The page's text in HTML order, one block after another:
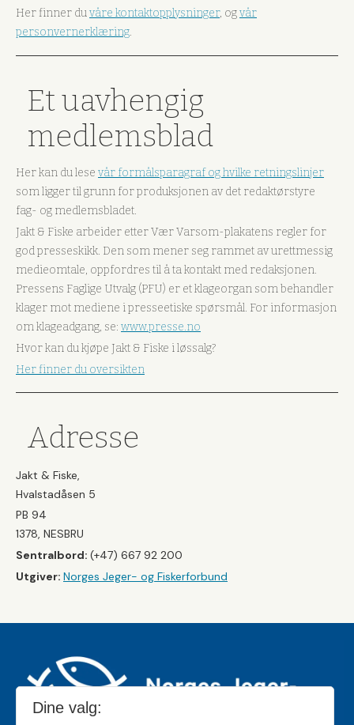
Her finner duvåre kontaktopplysninger, ogvår
personvernerklæring.
Et uavhengig
medlemsblad
Her kan du lese vår formålsparagraf og hvilke retningslinjer
som ligger til grunn for produksjonen av det redaktørstyre
fag- og medlemsbladet.
Jakt & Fiske arbeider etter Vær Varsom-plakatens regler for
god presseskikk. Den som mener seg rammet av urettmessig
medieomtale, oppfordres til å ta kontakt med redaksjonen.
Pressens Faglige Utvalg (PFU) er et klageorgan som behandler
klager mot mediene i presseetiske spørsmål. For informasjon
om klageadgang, se: www.presse.no
Hvor kan du kjøpe Jakt & Fiske i løssalg?
Her finner du oversikten
Adresse
Jakt & Fiske,
Hvalstadåsen 5
PB 94
1378, NESBRU
Sentralbord: (+47) 667 92 200
Utgiver: Norges Jeger- og Fiskerforbund
Dine valg: